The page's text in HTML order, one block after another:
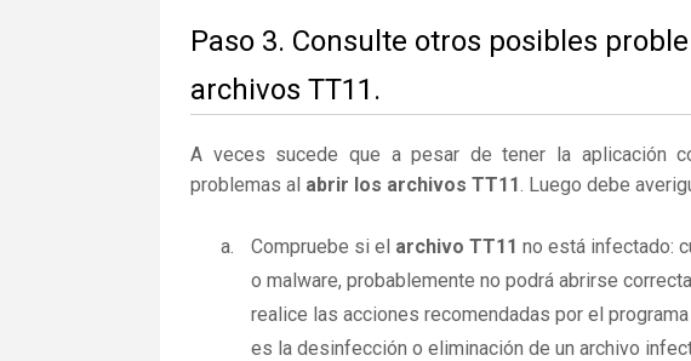
Paso 3. Consulte otros posibles
archivos TT11.
A veces sucede que a pesar de tener la aplicación
problemas al abrir los archivos TT11. Luego debe
Compruebe si el archivo TT11 no está infectado:
o malware, probablemente no podrá abrirse
realice las acciones recomendadas por el
es la desinfección o eliminación de un archivo